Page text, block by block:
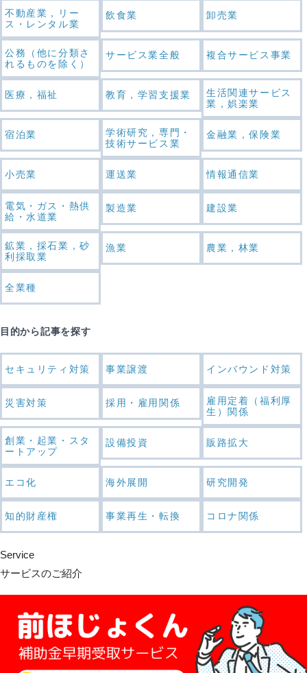
不動産業，リー
ス・レンタル業
飲食業 卸売業
公務（他に分類さ
れるものを除く）
サービス業全般 複合サービス事業
医療，福祉 教育，学習支援業
生活関連サービス
業，娯楽業
宿泊業
学術研究，専門・
技術サービス業
金融業，保険業
小売業 運送業 情報通信業
電気・ガス・熱供
給・水道業
製造業 建設業
鉱業，採石業，砂
利採取業
漁業 農業，林業
全業種
目的から記事を探す
セキュリティ対策 事業譲渡 インバウンド対策
災害対策 採用・雇用関係
雇用定着（福利厚
生）関係
創業・起業・スタ
ートアップ
設備投資 販路拡大
エコ化 海外展開 研究開発
知的財産権 事業再生・転換 コロナ関係
Service
サービスのご紹介